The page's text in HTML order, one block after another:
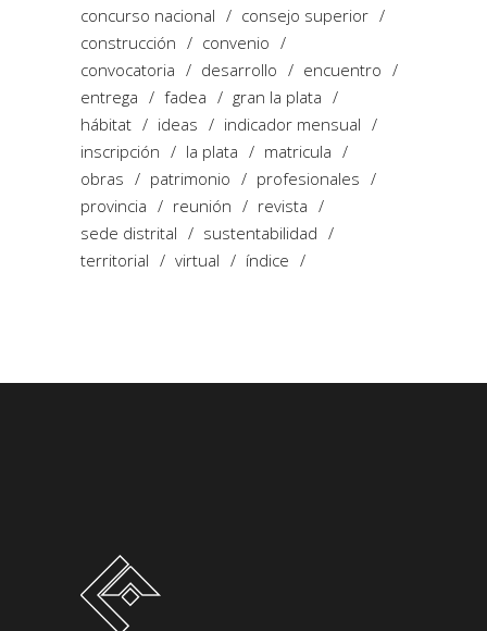
concurso nacional
consejo superior
construcción
convenio
convocatoria
desarrollo
encuentro
entrega
fadea
gran la plata
hábitat
ideas
indicador mensual
inscripción
la plata
matricula
obras
patrimonio
profesionales
provincia
reunión
revista
sede distrital
sustentabilidad
territorial
virtual índice